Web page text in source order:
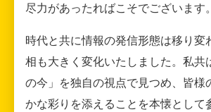
尽力があったればこそでございます。
時代と共に情報の発信形態は移り変
相も大きく変化いたしました。私共
の今」を独自の視点で見つめ、皆様
かな彩りを添えることを本懐として